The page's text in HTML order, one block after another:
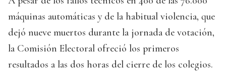
máquinas automáticas y de la habitual violencia, que
dejó nueve muertos durante la jornada de votación,
la Comisión Electoral ofreció los primeros
resultados a las dos horas del cierre de los colegios.